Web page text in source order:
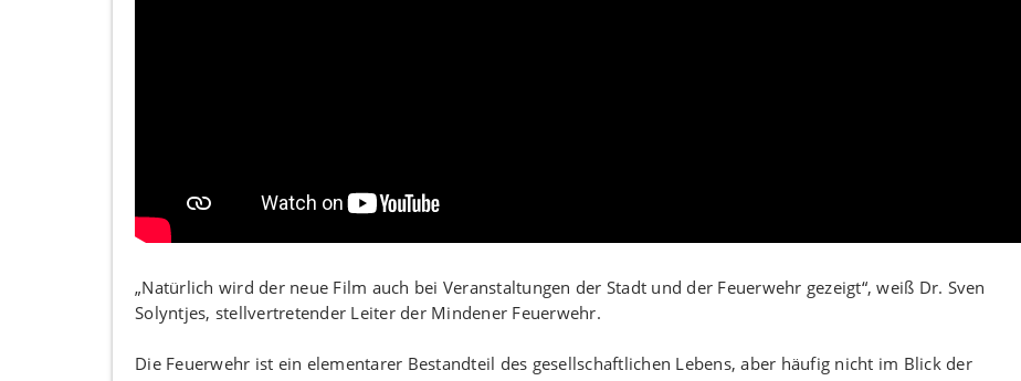
„Natürlich wird der neue Film auch bei Veranstaltungen der Stadt und der Feuerwehr gezeigt“, weiß Dr. Sven
Solyntjes, stellvertretender Leiter der Mindener Feuerwehr.
Die Feuerwehr ist ein elementarer Bestandteil des gesellschaftlichen Lebens, aber häufig nicht im Blick der